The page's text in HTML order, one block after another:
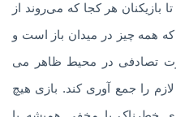
بازیکنان هر کجا که می‌روند از
همه چیز در میدان باز است و
تصادفی در محیط ظاهر می
لازم را جمع آوری کند. بازی هیچ